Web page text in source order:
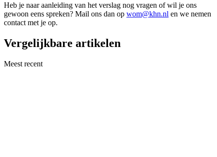
Heb je naar aanleiding van het verslag nog vragen of wil je ons
gewoon eens spreken? Mail ons dan op wom@khn.nl en we nemen
contact met je op.
Vergelijkbare artikelen
Meest recent